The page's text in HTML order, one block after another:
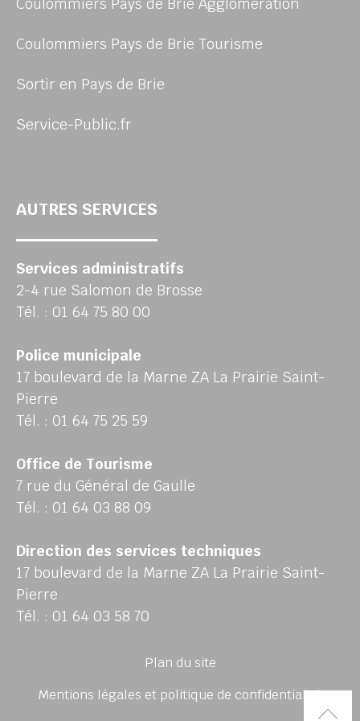
Coulommiers Pays de Brie Tourisme
Sortir en Pays de Brie
Service-Public.fr
AUTRES SERVICES
Services administratifs
2-4 rue Salomon de Brosse
Tél. : 01 64 75 80 00
Police municipale
17 boulevard de la Marne ZA La Prairie Saint-
Pierre
Tél. : 01 64 75 25 59
Office de Tourisme
7 rue du Général de Gaulle
Tél. : 01 64 03 88 09
Direction des services techniques
17 boulevard de la Marne ZA La Prairie Saint-
Pierre
Tél. : 01 64 03 58 70
Plan du site
Mentions légales et politique de confidentialité